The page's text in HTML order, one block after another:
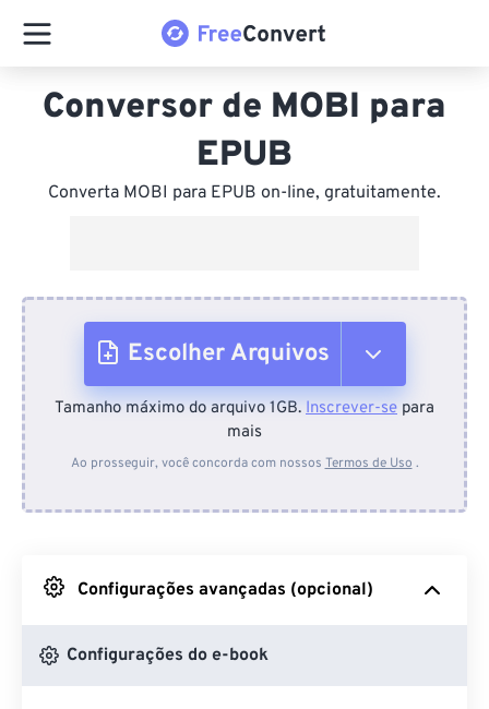
Conversor de MOBI para
EPUB
Converta MOBI para EPUB on-line, gratuitamente.
Escolher Arquivos
Do dispositivo
Do Google Drive
Do OneDrive
Tamanho máximo do arquivo 1GB. Inscrever-se para
mais
Ao prosseguir, você concorda com nossos Termos de Uso .
Configurações avançadas (opcional)
Configurações do e-book